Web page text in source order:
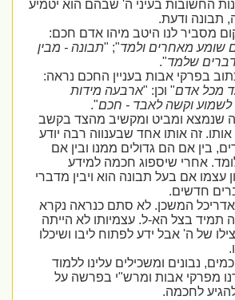
החשובות בעיני ה' שבהם הוא יטמיע
ודעת.
מסביר לנו היטב מיהו אדם חכם:
מאחרים ולמד"; "תבונה - מבין
שלמד".
בפרקי אבות בעניין החכם נראה:
מכל אדם" וכן: "ארבעה מידות
וקשה לאבד - חכם".
שנמצא ומביט ומקשיב מהצד בקשב
זה אותו אחד שבענווה רבה יודע
בין אם הם גדולים ממנו ובין אם
אחרי שיספוג חכמה למידע
אם בעל תבונה הוא ויבין מדברי
חדשים.
המשכן. לא סתם כנראה נקרא
בצל הא-ל. עצמיותו לא הייתה
של ה' אבל ידע לפתוח ליבו ושיכלו
נבונים ומשכילים עלינו ללמוד
מפרקי אבות ומרש"י בפרשה על
לחכמה.